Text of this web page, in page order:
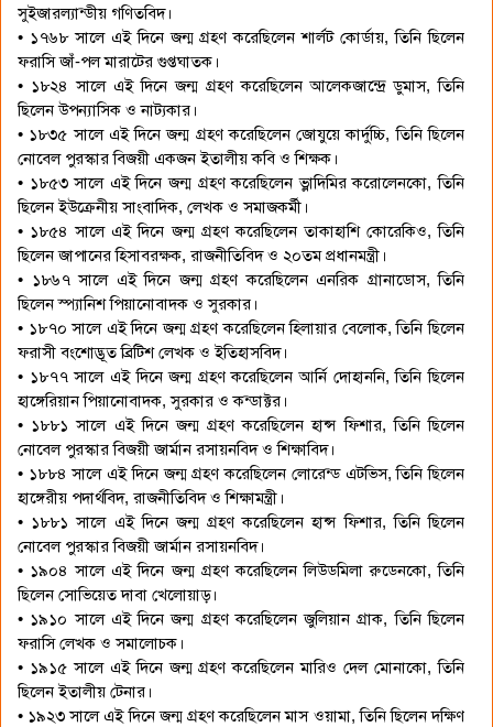
সুইজারল্যান্ডীয় গণিতবিদ।
• ১৭৬৮ সালে এই দিনে জন্ম গ্রহণ করেছিলেন শার্লট কোর্ডায়, তিনি ছিলেন
ফরাসি জাঁ-পল মারাটের গুপ্তঘাতক।
• ১৮২৪ সালে এই দিনে জন্ম গ্রহণ করেছিলেন আলেকজান্দ্রে ডুমাস, তিনি
ছিলেন উপন্যাসিক ও নাট্যকার।
• ১৮৩৫ সালে এই দিনে জন্ম গ্রহণ করেছিলেন জোযুয়ে কার্দুচ্চি, তিনি ছিলেন
নোবেল পুরস্কার বিজয়ী একজন ইতালীয় কবি ও শিক্ষক।
• ১৮৫৩ সালে এই দিনে জন্ম গ্রহণ করেছিলেন ভ্লাদিমির করোলেনকো, তিনি
ছিলেন ইউক্রেনীয় সাংবাদিক, লেখক ও সমাজকর্মী।
• ১৮৫৪ সালে এই দিনে জন্ম গ্রহণ করেছিলেন তাকাহাশি কোরেকিও, তিনি
ছিলেন জাপানের হিসাবরক্ষক, রাজনীতিবিদ ও ২০তম প্রধানমন্ত্রী।
• ১৮৬৭ সালে এই দিনে জন্ম গ্রহণ করেছিলেন এনরিক গ্রানাডোস, তিনি
ছিলেন স্প্যানিশ পিয়ানোবাদক ও সুরকার।
• ১৮৭০ সালে এই দিনে জন্ম গ্রহণ করেছিলেন হিলায়ার বেলোক, তিনি ছিলেন
ফরাসী বংশোদ্ভূত ব্রিটিশ লেখক ও ইতিহাসবিদ।
• ১৮৭৭ সালে এই দিনে জন্ম গ্রহণ করেছিলেন আর্নি দোহাননি, তিনি ছিলেন
হাঙ্গেরিয়ান পিয়ানোবাদক, সুরকার ও কন্ডাক্টর।
• ১৮৮১ সালে এই দিনে জন্ম গ্রহণ করেছিলেন হান্স ফিশার, তিনি ছিলেন
নোবেল পুরস্কার বিজয়ী জার্মান রসায়নবিদ ও শিক্ষাবিদ।
• ১৮৮৪ সালে এই দিনে জন্ম গ্রহণ করেছিলেন লোরেন্ড এটভিস, তিনি ছিলেন
হাঙ্গেরীয় পদার্থবিদ, রাজনীতিবিদ ও শিক্ষামন্ত্রী।
• ১৮৮১ সালে এই দিনে জন্ম গ্রহণ করেছিলেন হান্স ফিশার, তিনি ছিলেন
নোবেল পুরস্কার বিজয়ী জার্মান রসায়নবিদ।
• ১৯০৪ সালে এই দিনে জন্ম গ্রহণ করেছিলেন লিউডমিলা রুডেনকো, তিনি
ছিলেন সোভিয়েত দাবা খেলোয়াড়।
• ১৯১০ সালে এই দিনে জন্ম গ্রহণ করেছিলেন জুলিয়ান গ্রাক, তিনি ছিলেন
ফরাসি লেখক ও সমালোচক।
• ১৯১৫ সালে এই দিনে জন্ম গ্রহণ করেছিলেন মারিও দেল মোনাকো, তিনি
ছিলেন ইতালীয় টেনার।
• ১৯২৩ সালে এই দিনে জন্ম গ্রহণ করেছিলেন মাস ওয়ামা, তিনি ছিলেন দক্ষিণ